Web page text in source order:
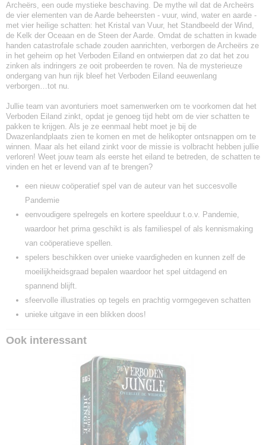
Archeërs, een oude mystieke beschaving. De mythe wil dat de Archeërs
de vier elementen van de Aarde beheersten - vuur, wind, water en aarde -
met vier heilige schatten: het Kristal van Vuur, het Standbeeld der Wind,
de Kelk der Oceaan en de Steen der Aarde. Omdat de schatten in kwade
handen catastrofale schade zouden aanrichten, verborgen de Archeërs ze
in het geheim op het Verboden Eiland en ontwierpen dat zo dat het zou
zinken als indringers ze ooit probeerden te roven. Na de mysterieuze
ondergang van hun rijk bleef het Verboden Eiland eeuwenlang
verborgen…tot nu.
Jullie team van avonturiers moet samenwerken om te voorkomen dat het
Verboden Eiland zinkt, opdat je genoeg tijd hebt om de vier schatten te
pakken te krijgen. Als je ze eenmaal hebt moet je bij de
Dwazenlandplaats zien te komen en met de helikopter ontsnappen om te
winnen. Maar als het eiland zinkt voor de missie is volbracht hebben jullie
verloren! Weet jouw team als eerste het eiland te betreden, de schatten te
vinden en het er levend van af te brengen?
een nieuw coöperatief spel van de auteur van het succesvolle
Pandemie
eenvoudigere spelregels en kortere speelduur t.o.v. Pandemie,
waardoor het prima geschikt is als familiespel of als kennismaking
van coöperatieve spellen.
spelers beschikken over unieke vaardigheden en kunnen zelf de
moeilijkheidsgraad bepalen waardoor het spel uitdagend en
spannend blijft.
sfeervolle illustraties op tegels en prachtig vormgegeven schatten
unieke uitgave in een blikken doos!
Ook interessant